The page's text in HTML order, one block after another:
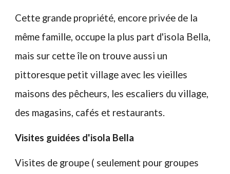
Cette grande propriété, encore privée de la
même famille, occupe la plus part d'isola Bella,
mais sur cette île on trouve aussi un
pittoresque petit village avec les vieilles
maisons des pêcheurs, les escaliers du village,
des magasins, cafés et restaurants.
Visites guidées d'isola Bella
Visites de groupe ( seulement pour groupes